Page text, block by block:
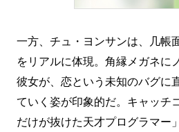
一方、チュ・ヨンサンは、几帳
をリアルに体現。角縁メガネに
彼女が、恋という未知のバグに
ていく姿が印象的だ。キャッチ
だけが抜けた天才プログラマー」